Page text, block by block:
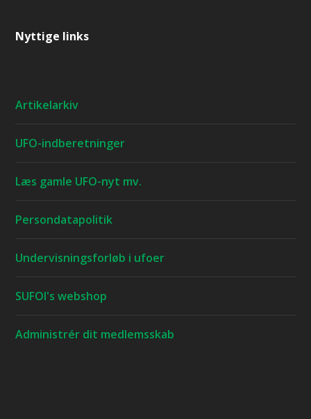
Nyttige links
Artikelarkiv
UFO-indberetninger
Læs gamle UFO-nyt mv.
Persondatapolitik
Undervisningsforløb i ufoer
SUFOI's webshop
Administrér dit medlemsskab